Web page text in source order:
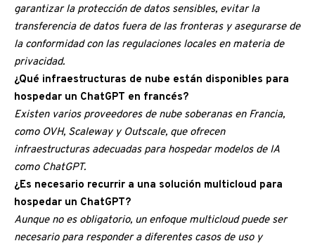
garantizar la protección de datos sensibles, evitar la
transferencia de datos fuera de las fronteras y asegurarse de
la conformidad con las regulaciones locales en materia de
privacidad.
¿Qué infraestructuras de nube están disponibles para
hospedar un ChatGPT en francés?
Existen varios proveedores de nube soberanas en Francia,
como OVH, Scaleway y Outscale, que ofrecen
infraestructuras adecuadas para hospedar modelos de IA
como ChatGPT.
¿Es necesario recurrir a una solución multicloud para
hospedar un ChatGPT?
Aunque no es obligatorio, un enfoque multicloud puede ser
necesario para responder a diferentes casos de uso y